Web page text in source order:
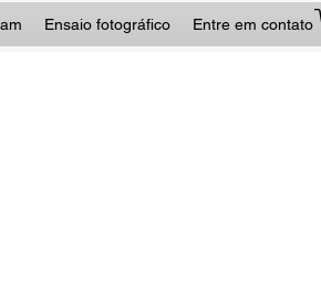
Ensaio fotográfico Entre em contato